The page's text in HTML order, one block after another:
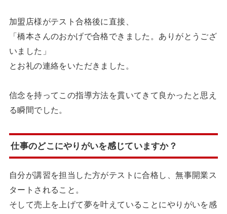
加盟店様がテスト合格後に直接、
「橋本さんのおかげで合格できました。ありがとうござ
いました」
とお礼の連絡をいただきました。
信念を持ってこの指導方法を貫いてきて良かったと思え
る瞬間でした。
仕事のどこにやりがいを感じていますか？
自分が講習を担当した方がテストに合格し、無事開業ス
タートされること。
そして売上を上げて夢を叶えていることにやりがいを感